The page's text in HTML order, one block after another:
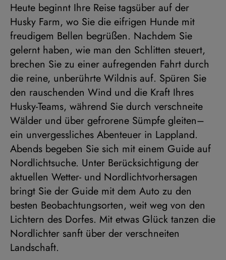
Heute beginnt Ihre Reise tagsüber auf der
Husky Farm, wo Sie die eifrigen Hunde mit
freudigem Bellen begrüßen. Nachdem Sie
gelernt haben, wie man den Schlitten steuert,
brechen Sie zu einer aufregenden Fahrt durch
die reine, unberührte Wildnis auf. Spüren Sie
den rauschenden Wind und die Kraft Ihres
Husky-Teams, während Sie durch verschneite
Wälder und über gefrorene Sümpfe gleiten–
ein unvergessliches Abenteuer in Lappland.
Abends begeben Sie sich mit einem Guide auf
Nordlichtsuche. Unter Berücksichtigung der
aktuellen Wetter- und Nordlichtvorhersagen
bringt Sie der Guide mit dem Auto zu den
besten Beobachtungsorten, weit weg von den
Lichtern des Dorfes. Mit etwas Glück tanzen die
Nordlichter sanft über der verschneiten
Landschaft.